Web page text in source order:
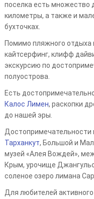
поселка есть множество
километры, а также и
бухточках.
Помимо пляжного отдыха
кайтсерфинг, клифф
экскурсию по
полуострова.
Есть
Калос Лимен, раскопки
до нашей эры.
Достопримечательности
Тарханкут, Большой и
музей «Алея Вождей»,
Крым, урочище
соленое озеро лимана
Для любителей